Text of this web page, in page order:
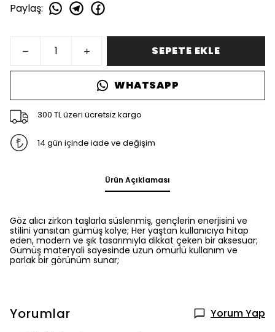
Paylaş:
SEPETE EKLE
WHATSAPP
300 TL üzeri ücretsiz kargo
14 gün içinde iade ve değişim
Ürün Açıklaması
Göz alıcı zirkon taşlarla süslenmiş, gençlerin enerjisini ve
stilini yansıtan gümüş kolye; Her yaştan kullanıcıya hitap
eden, modern ve şık tasarımıyla dikkat çeken bir aksesuar;
Gümüş materyali sayesinde uzun ömürlü kullanım ve
parlak bir görünüm sunar;
Yorumlar Yorum Yap